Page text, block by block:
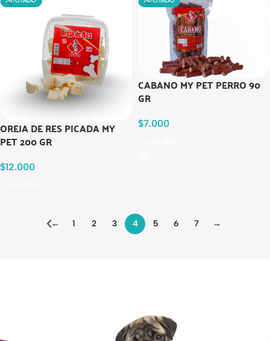
OREJA DE RES PICADA MY
PET 200 GR
$12.000
CABANO MY PET PERRO 90
GR
$7.000
← 1 2 3 4 5 6 7 →